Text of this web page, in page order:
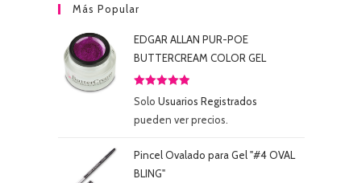
Más Popular
EDGAR ALLAN PUR-POE
BUTTERCREAM COLOR GEL
Valorado
5.00
5
Solo Usuarios Registrados
pueden ver precios.
Pincel Ovalado para Gel "#4 OVAL
BLING"